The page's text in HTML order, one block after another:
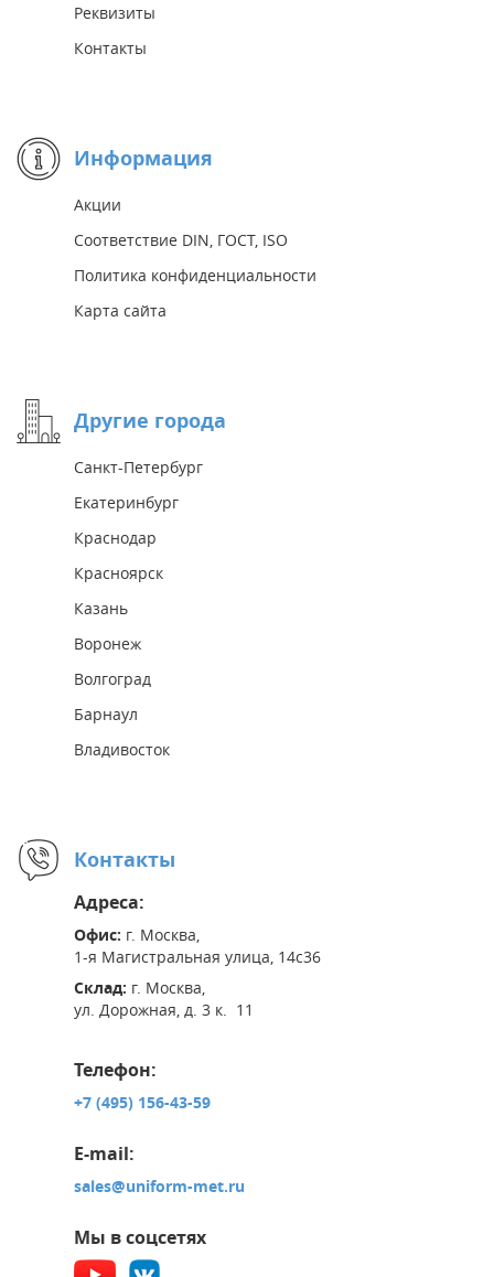
Реквизиты
Контакты
Информация
Акции
Соответствие DIN, ГОСТ, ISO
Политика конфиденциальности
Карта сайта
Другие города
Санкт-Петербург
Екатеринбург
Краснодар
Красноярск
Казань
Воронеж
Волгоград
Барнаул
Владивосток
Контакты
Адреса:
Офис: г. Москва,
1-я Магистральная улица, 14с36
Склад: г. Москва,
ул. Дорожная, д. 3 к. 11
Телефон:
+7 (495) 156-43-59
E-mail:
sales@uniform-met.ru
Мы в соцсетях